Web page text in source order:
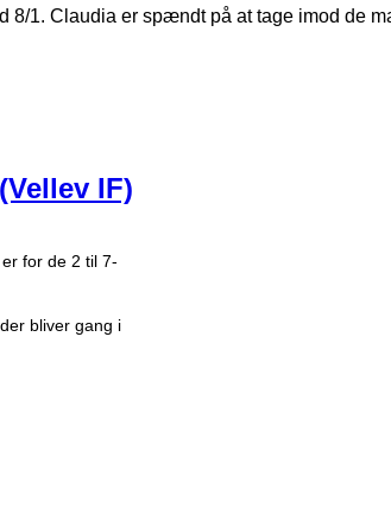
1. Claudia er spændt på at tage imod de
IF)
for de 2 til 7-
bliver gang i